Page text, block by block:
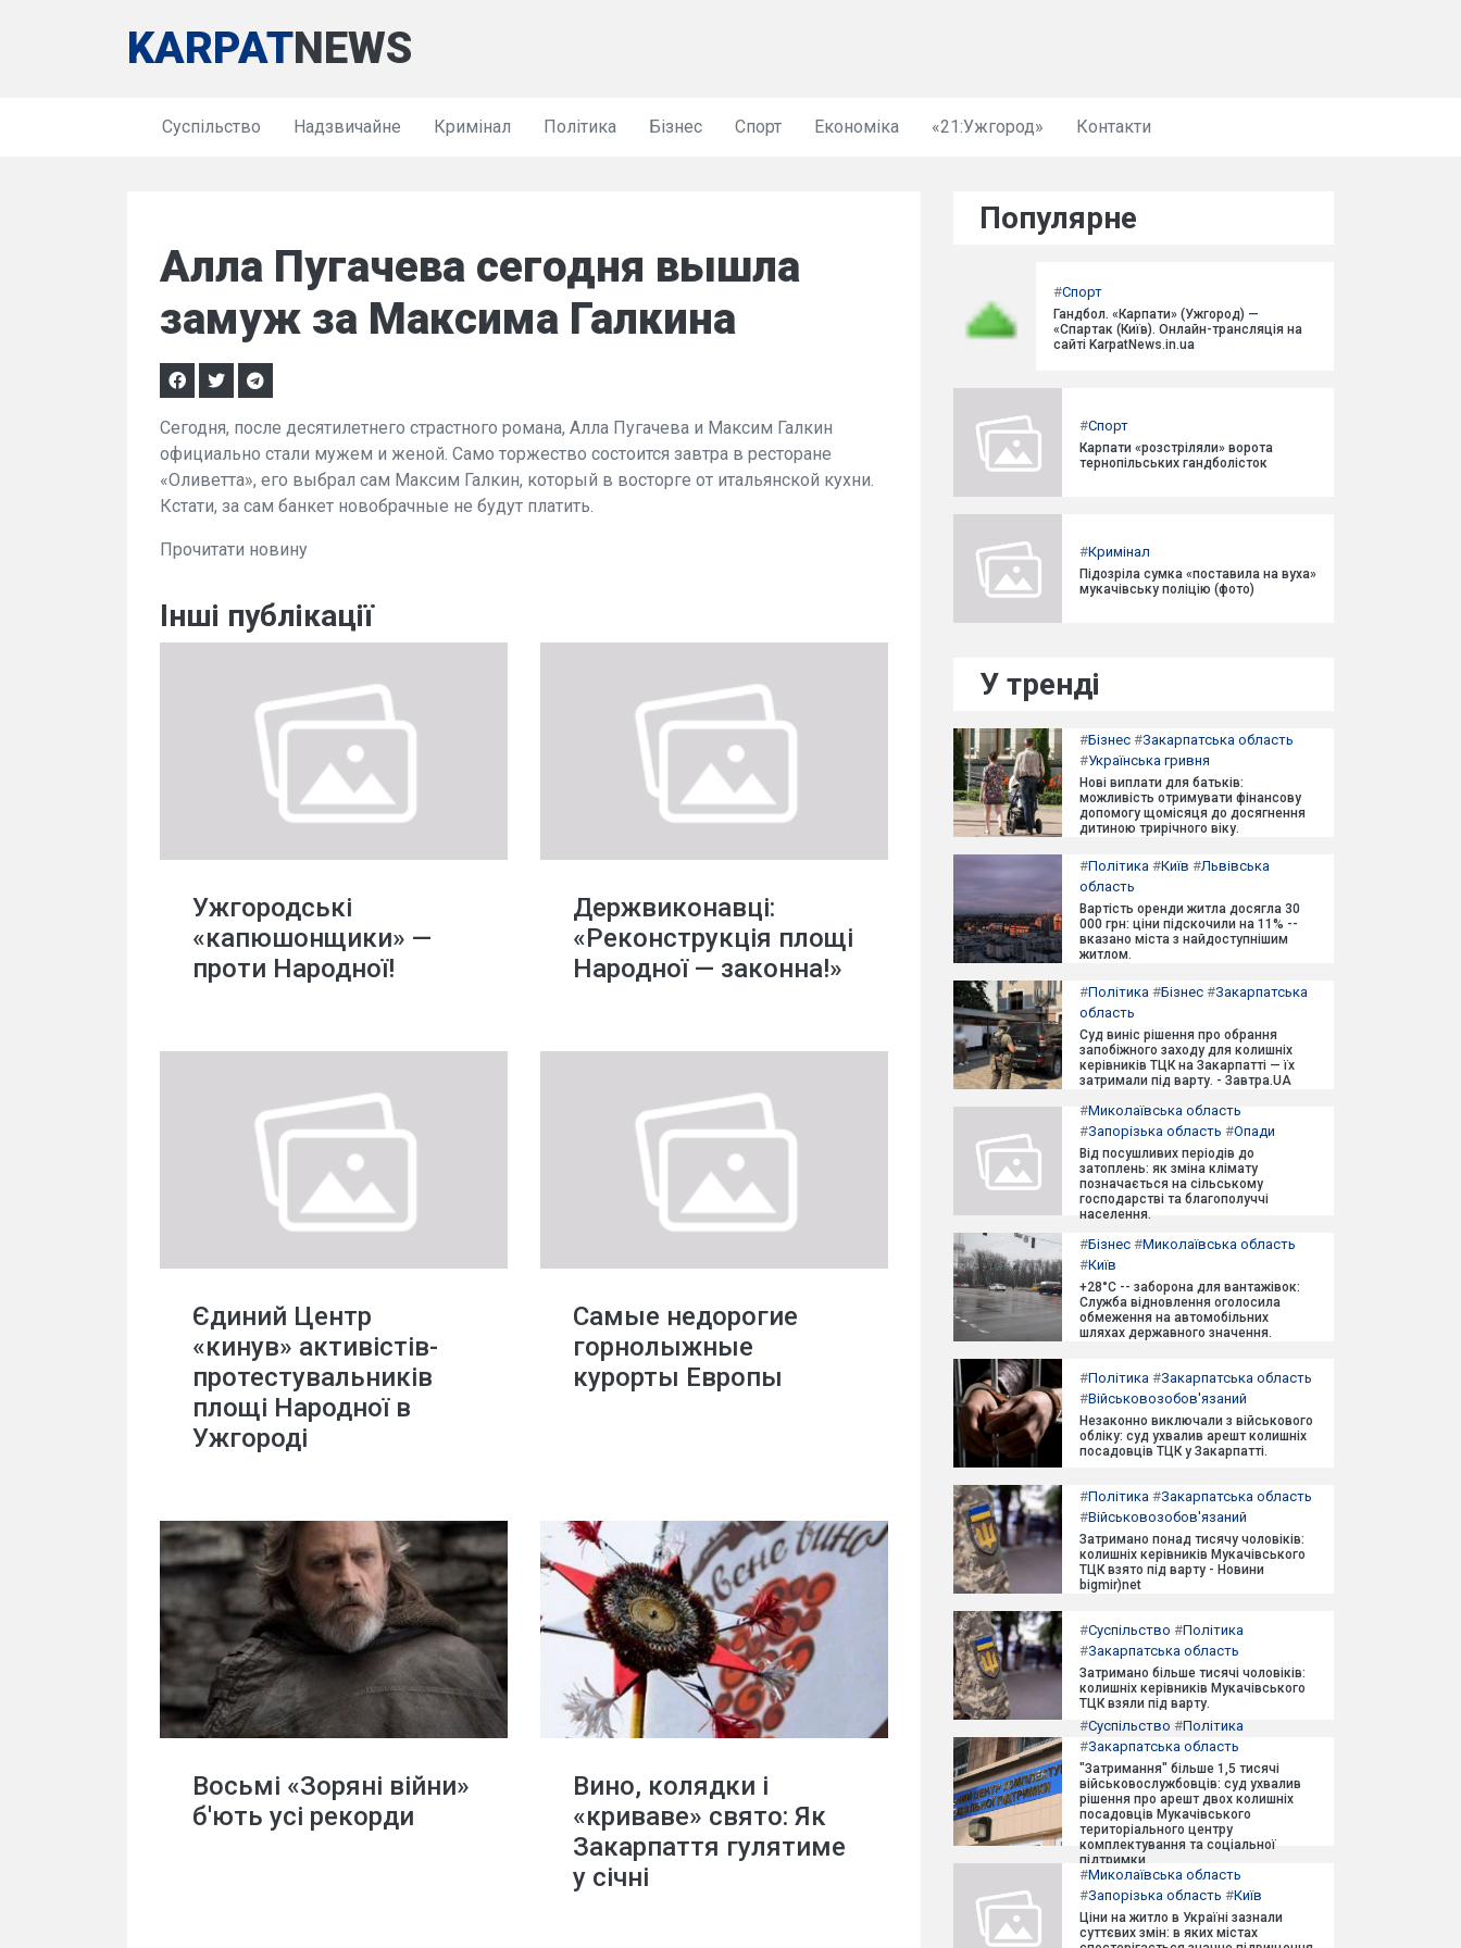
KARPATNEWS
Суспільство Надзвичайне Кримінал Політика Бізнес Спорт Економіка «21:Ужгород» Контакти
Алла Пугачева сегодня вышла
замуж за Максима Галкина
Сегодня, после десятилетнего страстного романа, Алла Пугачева и Максим Галкин
официально стали мужем и женой. Само торжество состоится завтра в ресторане
«Оливетта», его выбрал сам Максим Галкин, который в восторге от итальянской кухни.
Кстати, за сам банкет новобрачные не будут платить.
Прочитати новину
Інші публікації
Ужгородські
«капюшонщики» —
проти Народної!
Держвиконавці:
«Реконструкція площі
Народної — законна!»
Єдиний Центр
«кинув» активістів-
протестувальників
площі Народної в
Ужгороді
Самые недорогие
горнолыжные
курорты Европы
Восьмі «Зоряні війни»
б'ють усі рекорди
Вино, колядки і
«криваве» свято: Як
Закарпаття гулятиме
у січні
Популярне
#Спорт
Гандбол. «Карпати» (Ужгород) —
«Спартак (Київ). Онлайн-трансляція на
сайті KarpatNews.in.ua
#Спорт
Карпати «розстріляли» ворота
тернопільських гандболісток
#Кримінал
Підозріла сумка «поставила на вуха»
мукачівську поліцію (фото)
У тренді
#Бізнес #Закарпатська область
#Українська гривня
Нові виплати для батьків:
можливість отримувати фінансову
допомогу щомісяця до досягнення
дитиною трирічного віку.
#Політика #Київ #Львівська
область
Вартість оренди житла досягла 30
000 грн: ціни підскочили на 11% --
вказано міста з найдоступнішим
житлом.
#Політика #Бізнес #Закарпатська
область
Суд виніс рішення про обрання
запобіжного заходу для колишніх
керівників ТЦК на Закарпатті — їх
затримали під варту. - Завтра.UA
#Миколаївська область
#Запорізька область #Опади
Від посушливих періодів до
затоплень: як зміна клімату
позначається на сільському
господарстві та благополуччі
населення.
#Бізнес #Миколаївська область
#Київ
+28°C -- заборона для вантажівок:
Служба відновлення оголосила
обмеження на автомобільних
шляхах державного значення.
#Політика #Закарпатська область
#Військовозобов'язаний
Незаконно виключали з військового
обліку: суд ухвалив арешт колишніх
посадовців ТЦК у Закарпатті.
#Політика #Закарпатська область
#Військовозобов'язаний
Затримано понад тисячу чоловіків:
колишніх керівників Мукачівського
ТЦК взято під варту - Новини
bigmir)net
#Суспільство #Політика
#Закарпатська область
Затримано більше тисячі чоловіків:
колишніх керівників Мукачівського
ТЦК взяли під варту.
#Суспільство #Політика
#Закарпатська область
"Затримання" більше 1,5 тисячі
військовослужбовців: суд ухвалив
рішення про арешт двох колишніх
посадовців Мукачівського
територіального центру
комплектування та соціальної
підтримки.
#Миколаївська область
#Запорізька область #Київ
Ціни на житло в Україні зазнали
суттєвих змін: в яких містах